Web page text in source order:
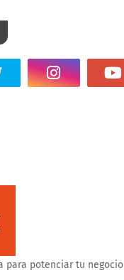
para potenciar tu negocio